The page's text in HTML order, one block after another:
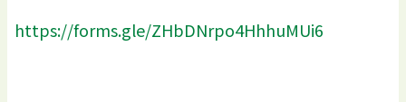
https://forms.gle/ZHbDNrpo4HhhuMUi6